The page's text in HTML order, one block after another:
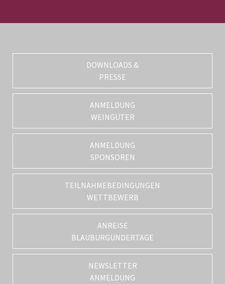
DOWNLOADS &
PRESSE
ANMELDUNG
WEINGÜTER
ANMELDUNG
SPONSOREN
TEILNAHMEBEDINGUNGEN
WETTBEWERB
ANREISE
BLAUBURGUNDERTAGE
NEWSLETTER
ANMELDUNG